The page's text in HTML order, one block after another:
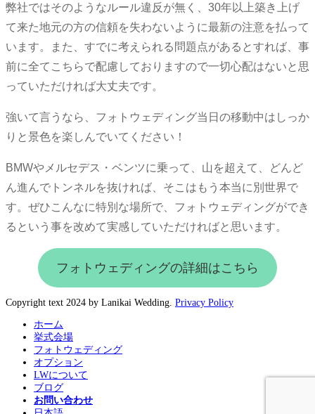
弊社ではそのようなルール違反が無く、30年以上築き上げ
て来た地元の方の信頼を失わないように最新の注意を払って
います。また、すでに考えられる問題点があるとすれば、事
前に全てこちらで配慮しておりますので一切心配はないと思
っていただければ大丈夫です。
強いて言うなら、フォトウェディング当日の移動中はしっか
りと景色を楽しんでいてください！
BMWやメルセデス・ベンツに乗って、山を超えて、どんど
ん進んでトンネルを抜ければ、そこはもう本当に別世界で
す。ぜひこんなに特別な場所で、フォトウェディングができ
るという事を改めて実感していただければと思います。
フォトウェディングの詳細はこちら
Copyright text 2024 by Lanikai Wedding. Privacy Policy
ホーム
挙式会場
フォトウェディング
オプション
LWについて
ブログ
お問い合わせ